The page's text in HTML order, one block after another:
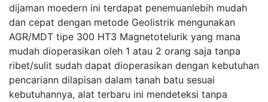
dijaman moedern ini terdapat penemuanlebih mudah
dan cepat dengan metode Geolistrik mengunakan
AGR/MDT tipe 300 HT3 Magnetotelurik yang mana
mudah dioperasikan oleh 1 atau 2 orang saja tanpa
ribet/sulit sudah dapat dioperasikan dengan kebutuhan
pencariann dilapisan dalam tanah batu sesuai
kebutuhannya, alat terbaru ini mendeteksi tanpa